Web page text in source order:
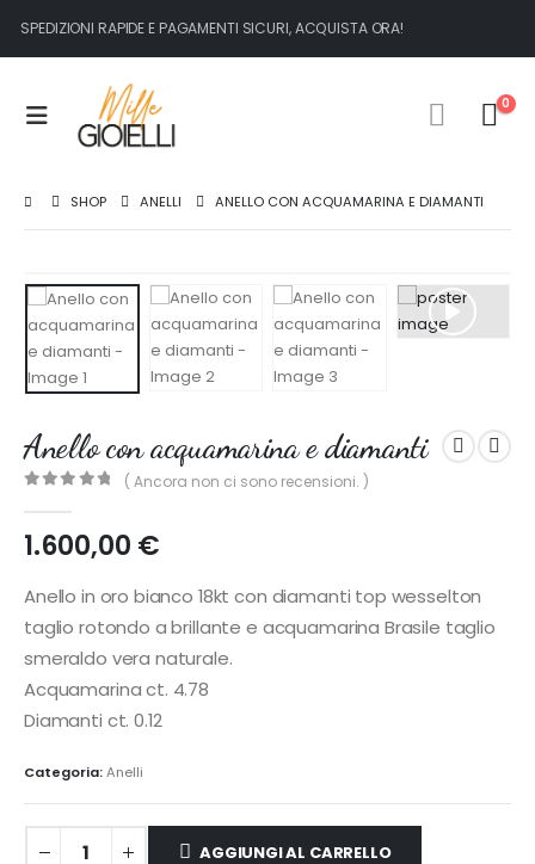
SPEDIZIONI RAPIDE E PAGAMENTI SICURI, ACQUISTA ORA!
0
SHOP ANELLI ANELLO CON ACQUAMARINA E DIAMANTI
Anello con acquamarina e diamanti
( Ancora non ci sono recensioni. )
1.600,00 €
Anello in oro bianco 18kt con diamanti top wesselton
taglio rotondo a brillante e acquamarina Brasile taglio
smeraldo vera naturale.
Acquamarina ct. 4.78
Diamanti ct. 0.12
Categoria:Anelli
AGGIUNGI AL CARRELLO